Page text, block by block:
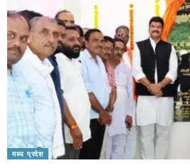
मध्य प्रदेश